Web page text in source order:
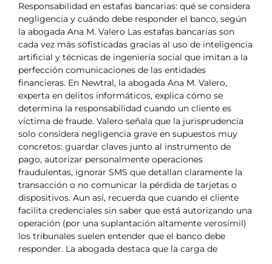
Responsabilidad en estafas bancarias: qué se considera
negligencia y cuándo debe responder el banco, según
la abogada Ana M. Valero Las estafas bancarias son
cada vez más sofisticadas gracias al uso de inteligencia
artificial y técnicas de ingeniería social que imitan a la
perfección comunicaciones de las entidades
financieras. En Newtral, la abogada Ana M. Valero,
experta en delitos informáticos, explica cómo se
determina la responsabilidad cuando un cliente es
víctima de fraude. Valero señala que la jurisprudencia
solo considera negligencia grave en supuestos muy
concretos: guardar claves junto al instrumento de
pago, autorizar personalmente operaciones
fraudulentas, ignorar SMS que detallan claramente la
transacción o no comunicar la pérdida de tarjetas o
dispositivos. Aun así, recuerda que cuando el cliente
facilita credenciales sin saber que está autorizando una
operación (por una suplantación altamente verosímil)
los tribunales suelen entender que el banco debe
responder. La abogada destaca que la carga de